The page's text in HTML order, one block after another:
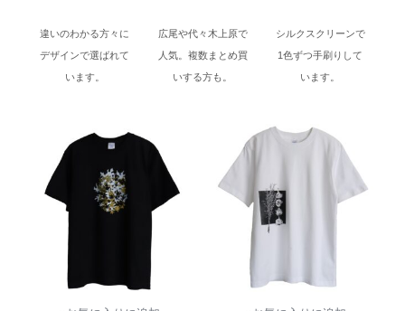
違いのわかる方々に
デザインで選ばれて
います。
広尾や代々木上原で
人気。複数まとめ買
いする方も。
シルクスクリーンで
1色ずつ手刷りして
います。